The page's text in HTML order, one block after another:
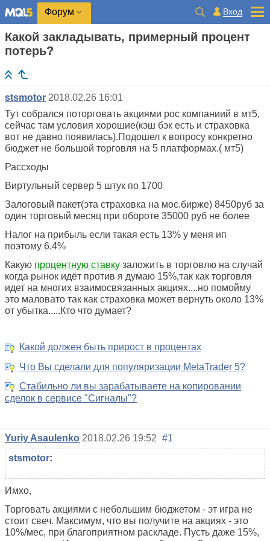
Форум Вход
Какой закладывать, примерный процент
потерь?
stsmotor 2018.02.26 16:01
Тут собрался поторговать акциями рос компаниий в мт5,
сейчас там условия хорошие(кэш бэк есть и страховка
вот не давно появилась).Подошел к вопросу конкретно
бюджет не большой торговля на 5 платформах.( мт5)
Рассходы
Виртульный сервер 5 штук по 1700
Залоговый пакет(эта страховка на мос.бирже) 8450руб за
один торговый месяц при обороте 35000 руб не более
Налог на прибыль если такая есть 13% у меня ип
поэтому 6.4%
Какую процентную ставку заложить в торговлю на случай
когда рынок идёт против я думаю 15%,так как торговля
идет на многих взаимосвязанных акциях....но помойму
это маловато так как страховка может вернуть около 13%
от убытка.....Кто что думает?
Какой должен быть прирост в процентах
Что Вы сделали для популяризации MetaTrader 5?
Стабильно ли вы зарабатываете на копировании
сделок в сервисе "Сигналы"?
Yuriy Asaulenko 2018.02.26 19:52 #1
stsmotor:
Имхо,
Торговать акциями с небольшим бюджетом - эт игра не
стоит свеч. Максимум, что вы получите на акциях - это
10%/мес, при благоприятном раскладе. Пусть даже 15%,